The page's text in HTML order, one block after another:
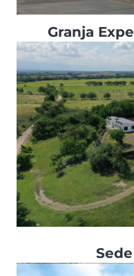
Granja